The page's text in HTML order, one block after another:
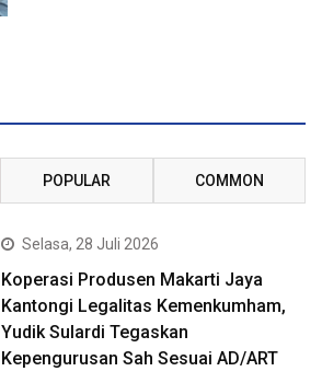
POPULAR COMMON
Selasa, 28 Juli 2026
Koperasi Produsen Makarti Jaya
Kantongi Legalitas Kemenkumham,
Yudik Sulardi Tegaskan
Kepengurusan Sah Sesuai AD/ART